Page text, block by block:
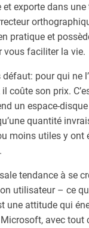
exporte dans une
pratique et
vous faciliter la vie.
défaut: pour qui ne
coûte son prix.
un espace-
quantité
moins utiles y ont
tendance à se
utilisateur – ce
une attitude qui
avec tout